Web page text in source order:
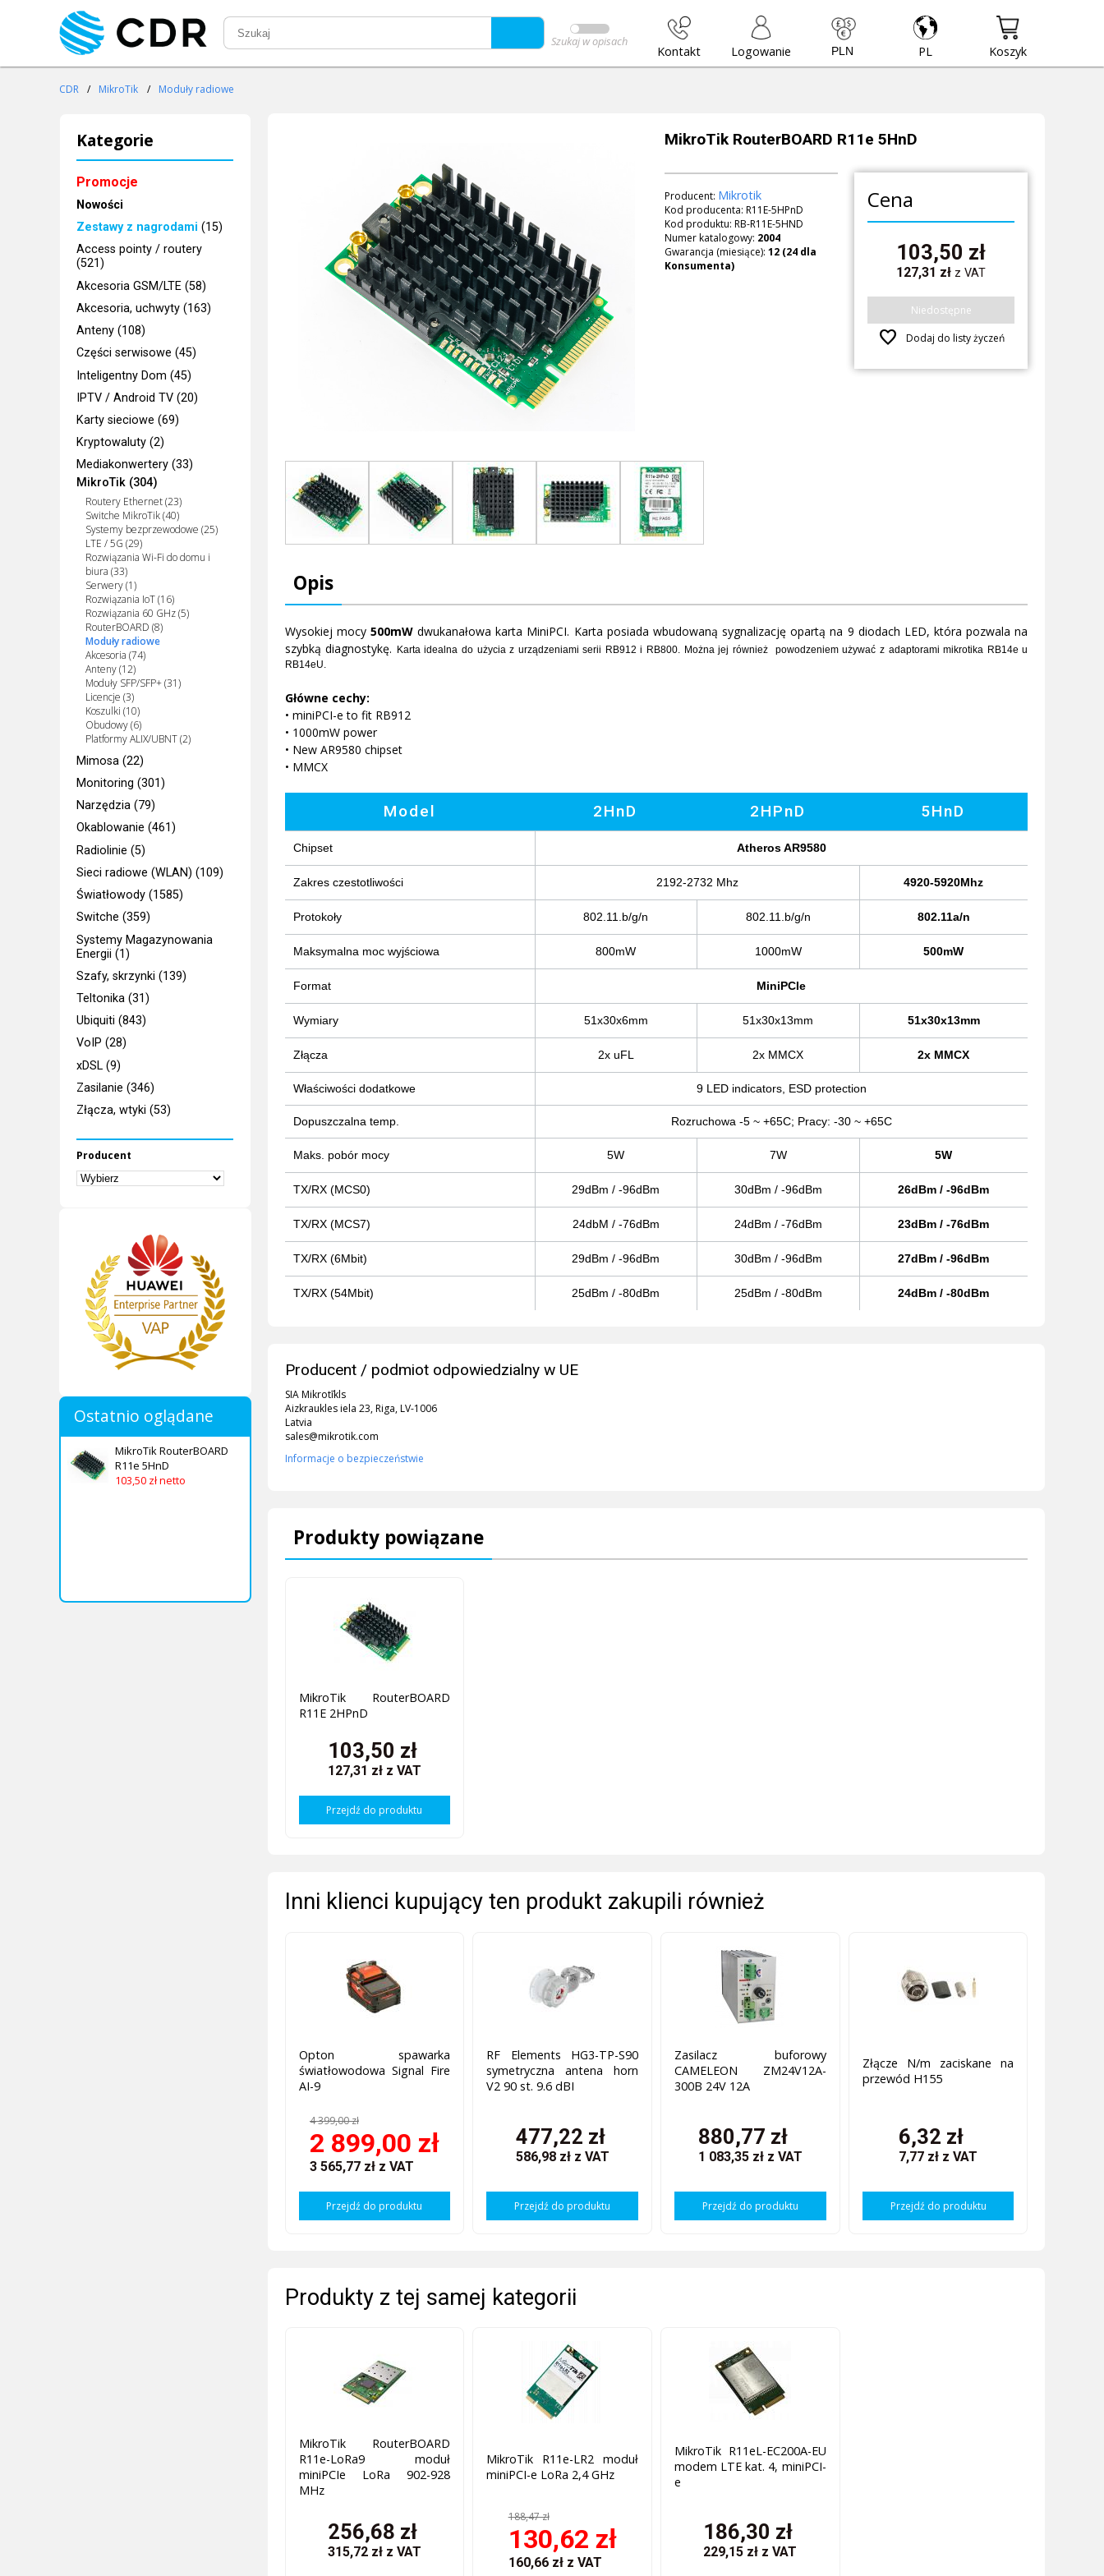
Szukaj w opisach
Kontakt Logowanie PL Koszyk
CDR / MikroTik / Moduły radiowe
Kategorie
Promocje
Nowości
Zestawy z nagrodami (15)
Access pointy / routery
(521)
Akcesoria GSM/LTE (58)
Akcesoria, uchwyty (163)
Anteny (108)
Części serwisowe (45)
Inteligentny Dom (45)
IPTV / Android TV (20)
Karty sieciowe (69)
Kryptowaluty (2)
Mediakonwertery (33)
MikroTik (304)
Routery Ethernet (23)
Switche MikroTik (40)
Systemy bezprzewodowe (25)
LTE / 5G (29)
Rozwiązania Wi-Fi do domu i
biura (33)
Serwery (1)
Rozwiązania IoT (16)
Rozwiązania 60 GHz (5)
RouterBOARD (8)
Moduły radiowe
Akcesoria (74)
Anteny (12)
Moduły SFP/SFP+ (31)
Licencje (3)
Koszulki (10)
Obudowy (6)
Platformy ALIX/UBNT (2)
Mimosa (22)
Monitoring (301)
Narzędzia (79)
Okablowanie (461)
Radiolinie (5)
Sieci radiowe (WLAN) (109)
Światłowody (1585)
Switche (359)
Systemy Magazynowania
Energii (1)
Szafy, skrzynki (139)
Teltonika (31)
Ubiquiti (843)
VoIP (28)
xDSL (9)
Zasilanie (346)
Złącza, wtyki (53)
Producent
Ostatnio oglądane
MikroTik RouterBOARD
R11e 5HnD
103,50 zł netto
MikroTik RouterBOARD R11e 5HnD
Producent: Mikrotik
Kod producenta: R11E-5HPnD
Kod produktu:RB-R11E-5HND
Numer katalogowy: 2004
Gwarancja (miesiące):
Cena
103,50 zł
127,31 zł z VAT
Niedostępne
favorite Dodaj do listy życzeń
Opis
Wysokiej mocy 500mW dwukanałowa karta MiniPCI. Karta posiada wbudowaną sygnalizację opartą na 9 diodach LED, która pozwala na
szybką diagnostykę. Karta idealna do użycia z urządzeniami serii RB912 i RB800. Można jej również powodzeniem używać z adaptorami mikrotika RB14e u
RB14eU.
Główne cechy:
• miniPCI-e to fit RB912
• 1000mW power
• New AR9580 chipset
• MMCX
Model 2HnD 2HPnD 5HnD
Chipset Atheros AR9580
Zakres czestotliwości 2192-2732 Mhz 4920-5920Mhz
Protokoły 802.11.b/g/n 802.11.b/g/n 802.11a/n
Maksymalna moc wyjściowa 800mW 1000mW 500mW
Format MiniPCIe
Wymiary 51x30x6mm 51x30x13mm 51x30x13mm
Złącza 2x uFL 2x MMCX 2x MMCX
Właściwości dodatkowe 9 LED indicators, ESD protection
Dopuszczalna temp. Rozruchowa -5 ~ +65C; Pracy: -30 ~ +65C
Maks. pobór mocy 5W 7W 5W
TX/RX (MCS0) 29dBm / -96dBm 30dBm / -96dBm 26dBm / -96dBm
TX/RX (MCS7) 24dbM / -76dBm 24dBm / -76dBm 23dBm / -76dBm
TX/RX (6Mbit) 29dBm / -96dBm 30dBm / -96dBm 27dBm / -96dBm
TX/RX (54Mbit) 25dBm / -80dBm 25dBm / -80dBm 24dBm / -80dBm
Producent / podmiot odpowiedzialny w UE
SIA Mikrotīkls
Aizkraukles iela 23, Riga, LV-1006
Latvia
sales@mikrotik.com
Informacje o bezpieczeństwie
Produkty powiązane
MikroTik RouterBOARD
R11E 2HPnD
103,50 zł
127,31 zł z VAT
Przejdź do produktu
Inni klienci kupujący ten produkt zakupili również
Opton spawarka
światłowodowa Signal Fire
AI-9
4 399,00 zł
2 899,00 zł
3 565,77 zł z VAT
Przejdź do produktu
RF Elements HG3-TP-S90
symetryczna antena horn
V2 90 st. 9.6 dBI
477,22 zł
586,98 zł z VAT
Przejdź do produktu
Zasilacz buforowy
CAMELEON ZM24V12A-
300B 24V 12A
880,77 zł
1 083,35 zł z VAT
Przejdź do produktu
Złącze N/m zaciskane na
przewód H155
6,32 zł
7,77 zł z VAT
Przejdź do produktu
Produkty z tej samej kategorii
MikroTik RouterBOARD
R11e-LoRa9 moduł
miniPCIe LoRa 902-928
MHz
256,68 zł
315,72 zł z VAT
MikroTik R11e-LR2 moduł
miniPCI-e LoRa 2,4 GHz
188,47 zł
130,62 zł
160,66 zł z VAT
MikroTik R11eL-EC200A-EU
modem LTE kat. 4, miniPCI-
e
186,30 zł
229,15 zł z VAT